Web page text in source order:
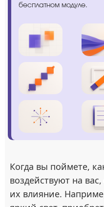
бесплатном модуле.
Когда вы поймете,
воздействуют на
их влияние.